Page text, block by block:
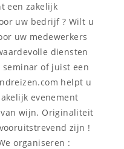
een zakelijk
uw bedrijf ? Wilt u
uw medewerkers
diensten
seminar of juist een
helpt u
evenement
wijn. Originaliteit
zijn !
organiseren :